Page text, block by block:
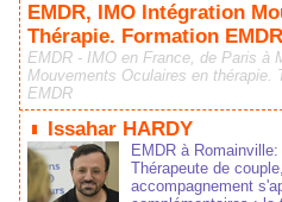
EMDR, IMO Intégration
Thérapie. Formation
EMDR - IMO en France, de Paris à
Mouvements Oculaires en thérapie.
EMDR
Issahar HARDY
EMDR à
Thérapeute de
accompagnement